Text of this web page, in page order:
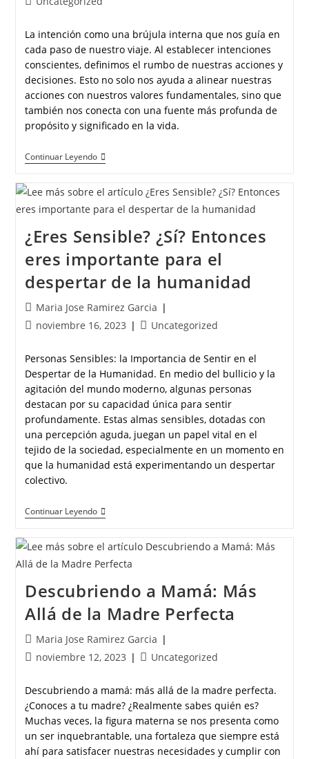
La intención como una brújula interna que nos guía en
cada paso de nuestro viaje. Al establecer intenciones
conscientes, definimos el rumbo de nuestras acciones y
decisiones. Esto no solo nos ayuda a alinear nuestras
acciones con nuestros valores fundamentales, sino que
también nos conecta con una fuente más profunda de
propósito y significado en la vida.
Continuar Leyendo
¿Eres Sensible? ¿Sí? Entonces
eres importante para el
despertar de la humanidad
Maria Jose Ramirez Garcia
noviembre 16, 2023
Uncategorized
Personas Sensibles: la Importancia de Sentir en el
Despertar de la Humanidad. En medio del bullicio y la
agitación del mundo moderno, algunas personas
destacan por su capacidad única para sentir
profundamente. Estas almas sensibles, dotadas con
una percepción aguda, juegan un papel vital en el
tejido de la sociedad, especialmente en un momento en
que la humanidad está experimentando un despertar
colectivo.
Continuar Leyendo
Descubriendo a Mamá: Más
Allá de la Madre Perfecta
Maria Jose Ramirez Garcia
noviembre 12, 2023
Uncategorized
Descubriendo a mamá: más allá de la madre perfecta.
¿Conoces a tu madre? ¿Realmente sabes quién es?
Muchas veces, la figura materna se nos presenta como
un ser inquebrantable, una fortaleza que siempre está
ahí para satisfacer nuestras necesidades y cumplir con